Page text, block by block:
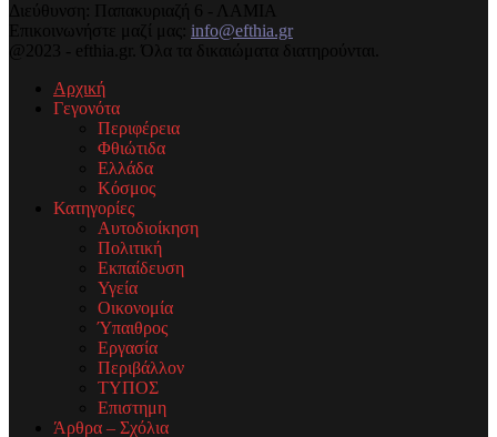
Διεύθυνση: Παπακυριαζή 6 - ΛΑΜΙΑ
Επικοινωνήστε μαζί μας: info@efthia.gr
@2023 - efthia.gr. Όλα τα δικαιώματα διατηρούνται.
Αρχική
Γεγονότα
Περιφέρεια
Φθιώτιδα
Ελλάδα
Κόσμος
Κατηγορίες
Αυτοδιοίκηση
Πολιτική
Εκπαίδευση
Υγεία
Οικονομία
Ύπαιθρος
Εργασία
Περιβάλλον
ΤΥΠΟΣ
Επιστημη
Άρθρα – Σχόλια